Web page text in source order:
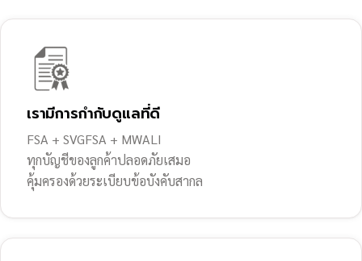
เรามีการกำกับดูแลที่ดี
FSA + SVGFSA + MWALI
ทุกบัญชีของลูกค้าปลอดภัยเสมอ
คุ้มครองด้วยระเบียบข้อบังคับสากล